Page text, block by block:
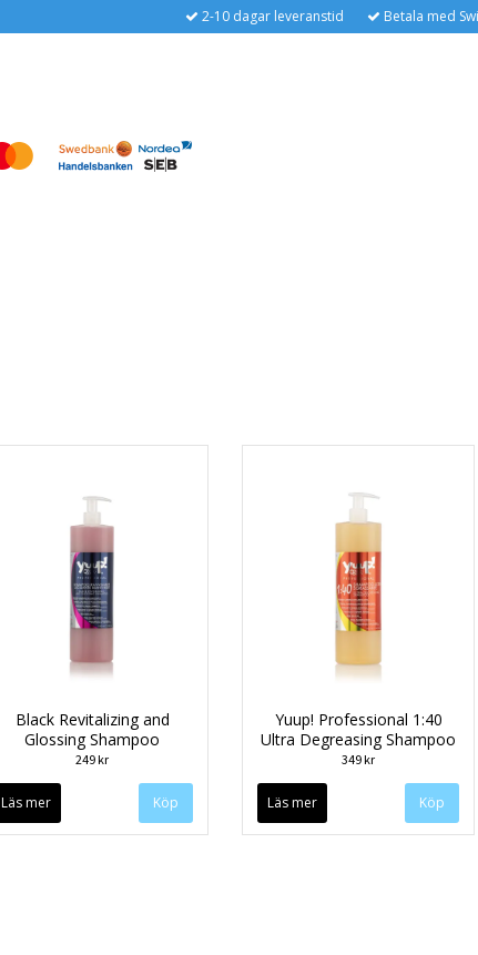
2-10 dagar leveranstid Betala med
Black Revitalizing and
Glossing Shampoo
249 kr
Läs mer Köp
Yuup! Professional 1:40
Ultra Degreasing Shampoo
349 kr
Läs mer Köp